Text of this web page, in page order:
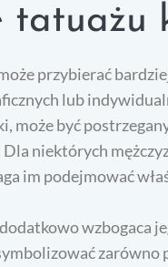
tatuażu
przybierać
lub
może być
niektórych
im podejmować
wzbogaca
zarówno